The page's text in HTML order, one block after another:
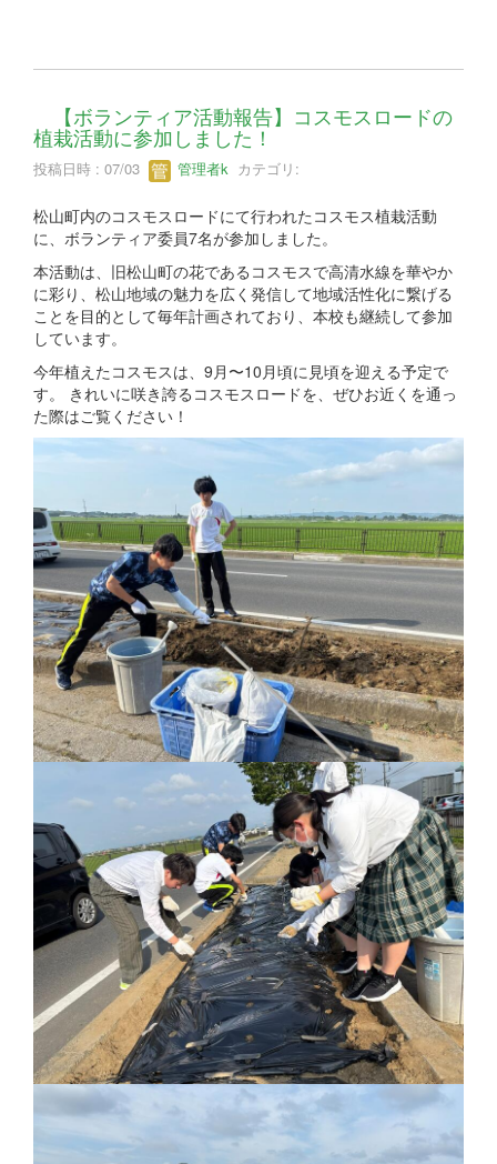
【ボランティア活動報告】コスモスロードの
植栽活動に参加しました！
投稿日時 : 07/03 管理者k カテゴリ:
松山町内のコスモスロードにて行われたコスモス植栽活動
に、ボランティア委員7名が参加しました。
本活動は、旧松山町の花であるコスモスで高清水線を華やか
に彩り、松山地域の魅力を広く発信して地域活性化に繋げる
ことを目的として毎年計画されており、本校も継続して参加
しています。
今年植えたコスモスは、9月〜10月頃に見頃を迎える予定で
す。 きれいに咲き誇るコスモスロードを、ぜひお近くを通っ
た際はご覧ください！